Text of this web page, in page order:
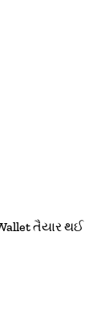
તૈયાર થઈ